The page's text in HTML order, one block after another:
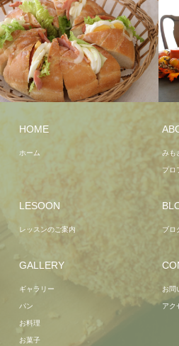
HOME
ホーム みも
プロ
LESOON
レッスンのご案内 ブロ
GALLERY
ギャラリー
パン
お料理
お菓子
お問
アク